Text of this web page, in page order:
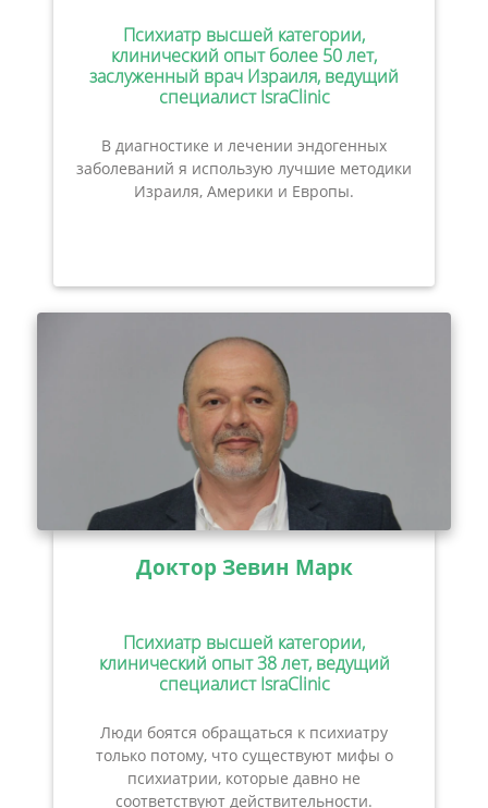
Психиатр высшей категории,
клинический опыт более 50 лет,
заслуженный врач Израиля, ведущий
специалист IsraClinic
В диагностике и лечении эндогенных
заболеваний я использую лучшие методики
Израиля, Америки и Европы.
Доктор Зевин Марк
Психиатр высшей категории,
клинический опыт 38 лет, ведущий
специалист IsraClinic
Люди боятся обращаться к психиатру
только потому, что существуют мифы о
психиатрии, которые давно не
соответствуют действительности.